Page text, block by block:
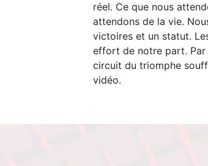
réel. Ce que nous
attendons de la vie.
victoires et un statut.
effort de notre part. Par
circuit du triomphe
vidéo.